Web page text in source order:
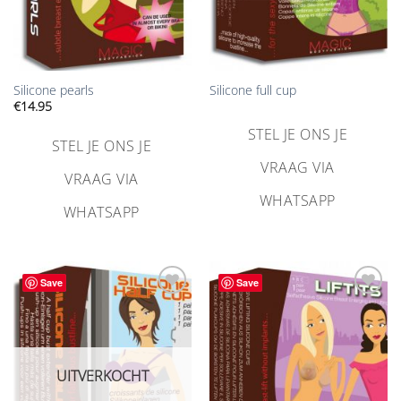
Silicone pearls
€14.95
STEL JE ONS JE
VRAAG VIA
WHATSAPP
Silicone full cup
STEL JE ONS JE
VRAAG VIA
WHATSAPP
Save
Aan
verlanglijst
toevoegen
UITVERKOCHT
Save
Aan
verlanglijst
toevoegen